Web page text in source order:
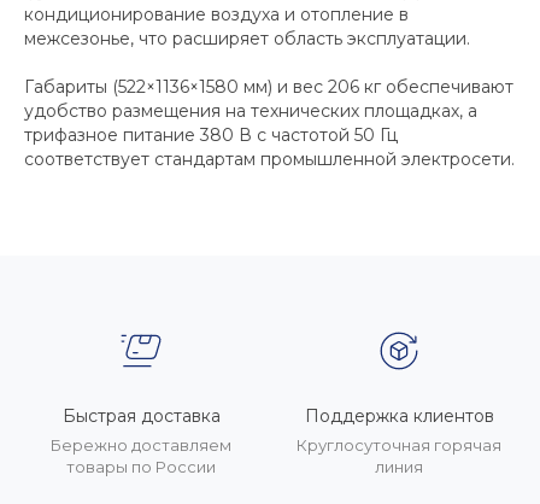
кондиционирование воздуха и отопление в
межсезонье, что расширяет область эксплуатации.
Габариты (522×1136×1580 мм) и вес 206 кг обеспечивают
удобство размещения на технических площадках, а
трифазное питание 380 В с частотой 50 Гц
соответствует стандартам промышленной электросети.
Быстрая доставка
Бережно доставляем
товары по России
Поддержка клиентов
Круглосуточная горячая
линия